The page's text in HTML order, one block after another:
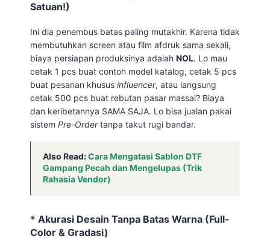
Satuan!)
Ini dia penembus batas paling mutakhir. Karena tidak
membutuhkan screen atau film afdruk sama sekali,
biaya persiapan produksinya adalah NOL. Lo mau
cetak 1 pcs buat contoh model katalog, cetak 5 pcs
buat pesanan khusus influencer, atau langsung
cetak 500 pcs buat rebutan pasar massal? Biaya
dan keribetannya SAMA SAJA. Lo bisa jualan pakai
sistem Pre-Ordertanpa takut rugi bandar.
Also Read:Cara Mengatasi Sablon DTF
Gampang Pecah dan Mengelupas (Trik
Rahasia Vendor)
* Akurasi Desain Tanpa Batas Warna (Full-
Color & Gradasi)